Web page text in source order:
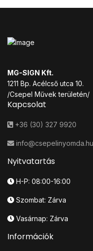
MG-SIGN Kft.
1211 Bp. Acélcső utca 10.
/Csepel Művek területén/
Kapcsolat
+36 (30) 327 9920
info@csepelinyomda.hu
Nyitvatartás
H-P: 08:00-16:00
Szombat: Zárva
Vasárnap: Zárva
Információk